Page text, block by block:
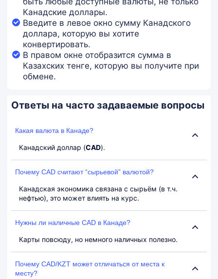
Канадские доллары.
Введите в левое окно сумму Канадского
доллара, которую вы хотите
конвертировать.
В правом окне отобразится сумма в
Казахских тенге, которую вы получите при
обмене.
Ответы на часто задаваемые вопросы
Какая валюта в Канаде?
Канадский доллар (CAD).
Почему CAD считают “сырьевой” валютой?
Канадская экономика связана с сырьём (в т.ч.
нефтью), это может влиять на курс.
Нужны ли наличные CAD в Канаде?
Карты повсюду, но немного наличных полезно.
Почему CAD/KZT может отличаться от места к
месту?